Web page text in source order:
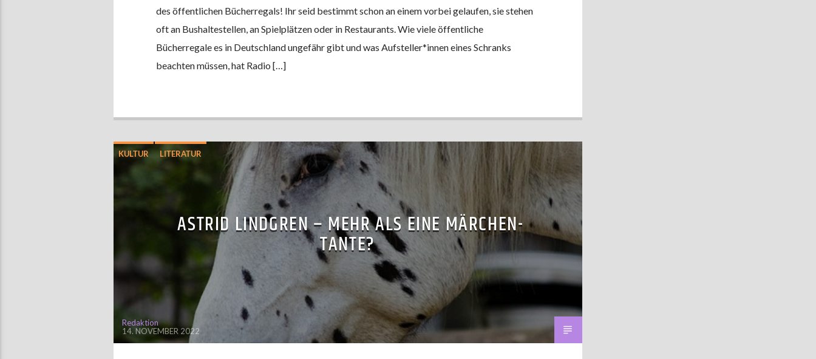
des öffentlichen Bücherregals! Ihr seid bestimmt schon an einem vorbei gelaufen, sie stehen
oft an Bushaltestellen, an Spielplätzen oder in Restaurants. Wie viele öffentliche
Bücherregale es in Deutschland ungefähr gibt und was Aufsteller*innen eines Schranks
beachten müssen, hat Radio […]
KULTUR LITERATUR
ASTRID LINDGREN – MEHR ALS EINE MÄRCHEN-
TANTE?
Redaktion
14. NOVEMBER 2022